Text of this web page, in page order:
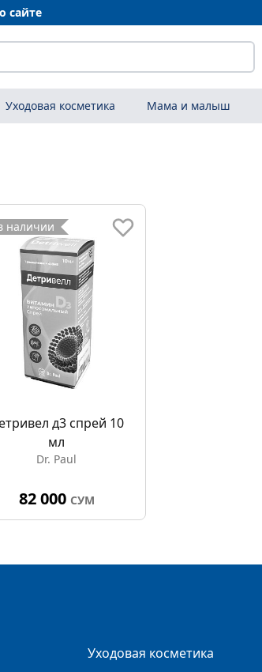
сайте
Уходовая косметика Мама и малыш
наличии
д3 спрей 10
мл
Dr. Paul
82 000 СУМ
Уходовая косметика